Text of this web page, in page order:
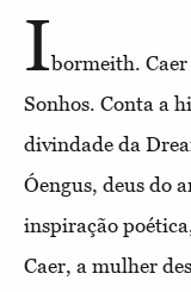
Ibormeith.
Sonhos. Conta a
divindade da
Óengus, deus do
inspiração
Caer, a mulher